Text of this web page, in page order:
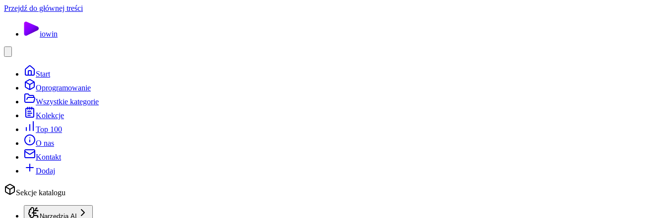
Przejdź do głównej treści
iowin
Start
Oprogramowanie
Wszystkie kategorie
Kolekcje
Top 100
O nas
Kontakt
Dodaj
Sekcje katalogu
Narzędzia AI